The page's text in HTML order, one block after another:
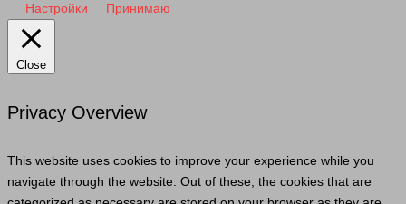
Настройки
Принимаю
Close
Privacy Overview
This website uses cookies to improve your experience while you
navigate through the website. Out of these, the cookies that are